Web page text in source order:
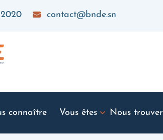
contact@bnde.sn
connaître Vous êtes Nous trouver